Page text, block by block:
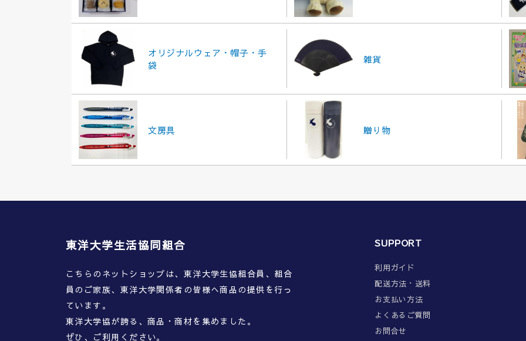
オリジナルウェア・帽子・手
袋
雑貨
文房具 贈り物
東洋大学生活協同組合
こちらのネットショップは、東洋大学生協組合員、組合
員のご家族、東洋大学関係者の皆様へ商品の提供を行っ
ています。
東洋大学協が誇る、商品・商材を集めました。
ぜひ、ご利用ください。
SUPPORT
利用ガイド
配送方法・送料
お支払い方法
よくあるご質問
お問合せ